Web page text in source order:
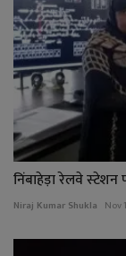
निंबाहेड़ा रेलवे स्‍टेशन
Niraj Kumar Shukla Nov